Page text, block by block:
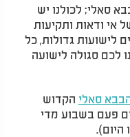
סאלי; לכולנו יש
אי ודאות ותקיעות
לישועות גדולות, כל
לכם סגולה לישועה
סאלי הקדוש
פעם בשבוע מדי
היום).